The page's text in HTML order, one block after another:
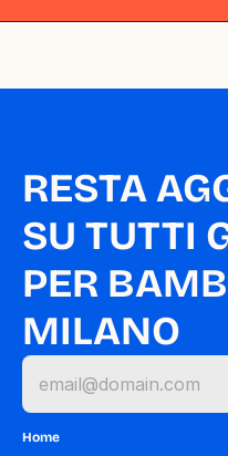
RESTA
SU TUTTI
PER
MILANO
Home